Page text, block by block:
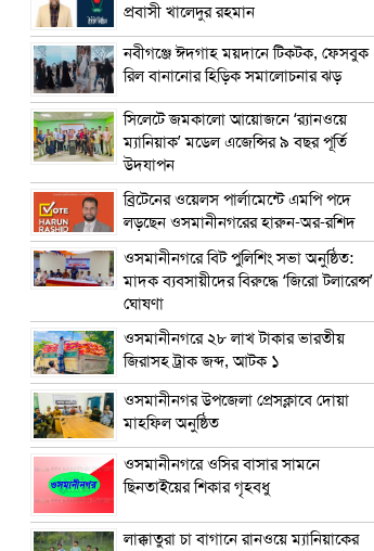
প্রবাসী খালেদুর রহমান
নবীগঞ্জে ঈদগাহ ময়দানে টিকটক, ফেসবুক
রিল বানানোর হিড়িক সমালোচনার ঝড়
সিলেটে জমকালো আয়োজনে ‘র‍্যানওয়ে
ম্যানিয়াক’ মডেল এজেন্সির ৯ বছর পূর্তি
উদযাপন
ব্রিটেনের ওয়েলস পার্লামেন্টে এমপি পদে
লড়ছেন ওসমানীনগরের হারুন-অর-রশিদ
ওসমানীনগরে বিট পুলিশিং সভা অনুষ্ঠিত:
মাদক ব্যবসায়ীদের বিরুদ্ধে ‘জিরো টলারেন্স’
ঘোষণা
ওসমানীনগরে ২৮ লাখ টাকার ভারতীয়
জিরাসহ ট্রাক জব্দ, আটক ১
ওসমানীনগর উপজেলা প্রেসক্লাবে দোয়া
মাহফিল অনুষ্ঠিত
ওসমানীনগরে ওসির বাসার সামনে
ছিনতাইয়ের শিকার গৃহবধু
লাক্কাতুরা চা বাগানে রানওয়ে ম্যানিয়াকের